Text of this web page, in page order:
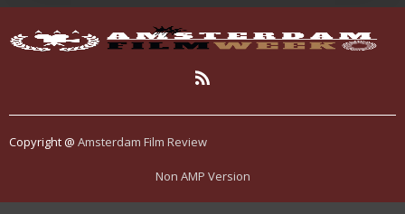
Copyright @ Amsterdam Film Review
Non AMP Version